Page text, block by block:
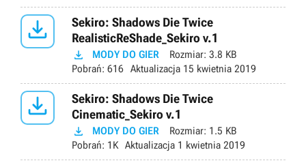

Sekiro: Shadows Die Twice
RealisticReShade_Sekiro v.1
 MODY DO GIER Rozmiar: 3.8 KB
Pobrań: 616 Aktualizacja 15 kwietnia 2019

Sekiro: Shadows Die Twice
Cinematic_Sekiro v.1
 MODY DO GIER Rozmiar: 1.5 KB
Pobrań: 1K Aktualizacja 1 kwietnia 2019